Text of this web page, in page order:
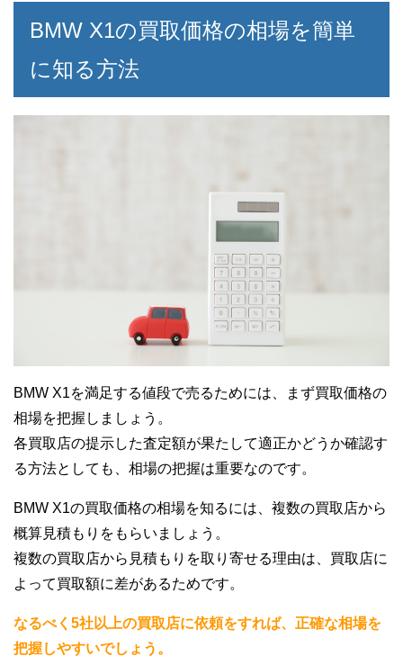
BMW X1の買取価格の相場を簡単
に知る方法
BMW X1を満足する値段で売るためには、まず買取価格の
相場を把握しましょう。
各買取店の提示した査定額が果たして適正かどうか確認す
る方法としても、相場の把握は重要なのです。
BMW X1の買取価格の相場を知るには、複数の買取店から
概算見積もりをもらいましょう。
複数の買取店から見積もりを取り寄せる理由は、買取店に
よって買取額に差があるためです。
なるべく5社以上の買取店に依頼をすれば、正確な相場を
把握しやすいでしょう。